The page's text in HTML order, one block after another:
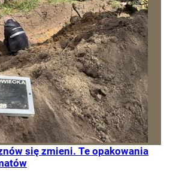
się zmieni. Te opakowania